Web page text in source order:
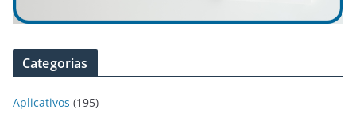
Categorias
Aplicativos (195)